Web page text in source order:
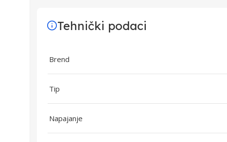
Tehnički podaci
Brend
Tip
Napajanje